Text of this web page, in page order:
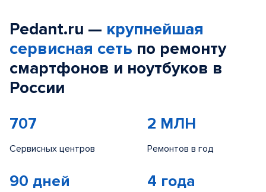
Pedant.ru — крупнейшая
сервисная сеть по ремонту
смартфонов и ноутбуков в
России
707
Сервисных центров
2 МЛН
Ремонтов в год
90 дней 4 года